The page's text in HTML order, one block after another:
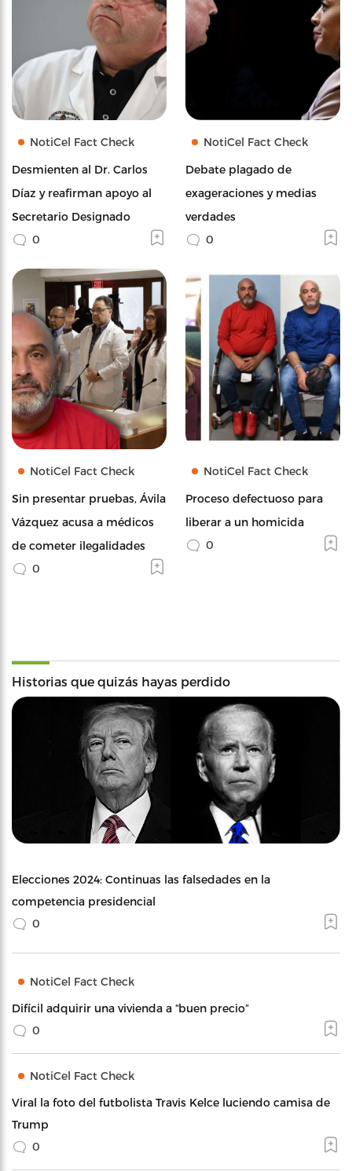
NotiCel Fact Check
Desmienten al Dr. Carlos
Díaz y reafirman apoyo al
Secretario Designado
0
NotiCel Fact Check
Debate plagado de
exageraciones y medias
verdades
0
NotiCel Fact Check
Sin presentar pruebas, Ávila
Vázquez acusa a médicos
de cometer ilegalidades
0
NotiCel Fact Check
Proceso defectuoso para
liberar a un homicida
0
Historias que quizás hayas perdido
Elecciones 2024: Continuas las falsedades en la
competencia presidencial
0
NotiCel Fact Check
Difícil adquirir una vivienda a “buen precio”
0
NotiCel Fact Check
Viral la foto del futbolista Travis Kelce luciendo camisa de
Trump
0